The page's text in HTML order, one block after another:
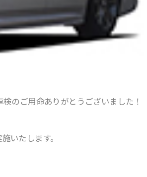
のご用命ありがとうございました！
いたします。